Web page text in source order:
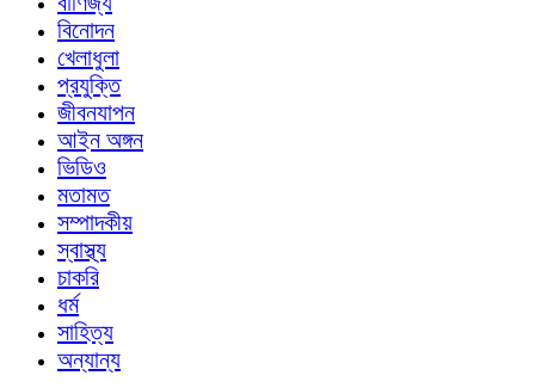
বিনোদন
খেলাধুলা
প্রযুক্তি
জীবনযাপন
আইন অঙ্গন
ভিডিও
মতামত
সম্পাদকীয়
স্বাস্থ্য
চাকরি
ধর্ম
সাহিত্য
অন্যান্য